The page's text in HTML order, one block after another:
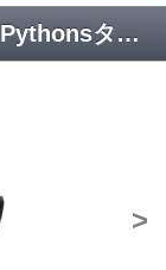
Wii Tech製 T-22 MOD0キット用 Pythonsタイプ12.75インチM-LOKハンドガード /ブラック [4602] [取寄]
>